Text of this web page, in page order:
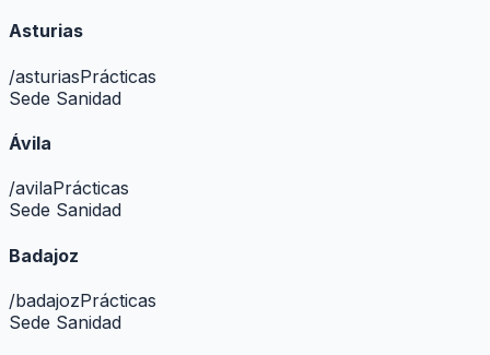
Asturias
/asturiasPrácticas
Sede Sanidad
Ávila
/avilaPrácticas
Sede Sanidad
Badajoz
/badajozPrácticas
Sede Sanidad